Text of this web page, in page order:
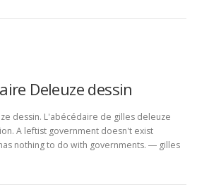
Deleuze dessin
dessin. L'abécédaire de gilles deleuze
A leftist government doesn't exist
nothing to do with governments. ― gilles